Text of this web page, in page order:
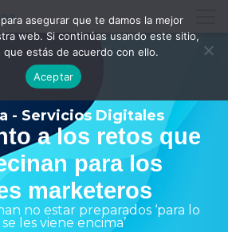
- Servicios Digitales
a los retos que
para los
marketeros
no estar preparados ‘para lo
les viene encima’
asegurar que te damos la mejor
web. Si continúas usando este sitio,
que estás de acuerdo con ello.
Aceptar